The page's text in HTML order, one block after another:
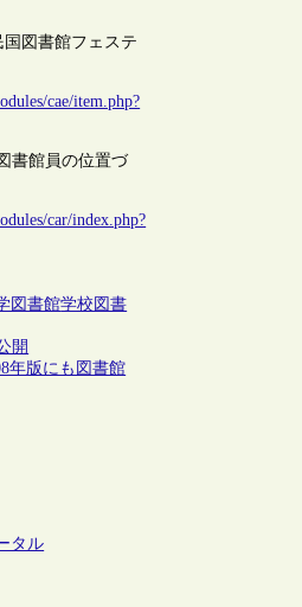
国図書館フェステ
cae/item.php?
書館員の位置づ
car/index.php?
図書館学校図書
開
年版にも図書館
タル